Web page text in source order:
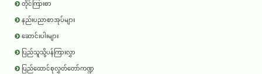
တိုင်ကြားစာ
နည်းပညာစာအုပ်များ
ဆောင်းပါးများ
ပြည်သူသို့ပန်ကြားလွှာ
ပြည်ထောင်စုလွှတ်တော်ကဏ္ဍ